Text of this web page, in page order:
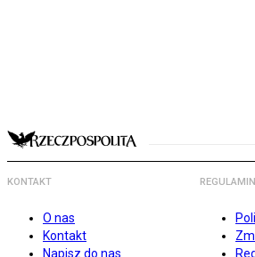
KONTAKT
O nas
Kontakt
Napisz do nas
REGULAMIN